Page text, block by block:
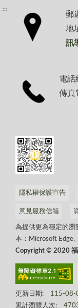
:::
郵
地
訊
電
傳真
隱私權保護宣告
意見服務信箱
為提供更為穩定的瀏
本：Microsoft Edge
Copyright © 2020
更新日期:
115-08-
累計瀏覽人次: